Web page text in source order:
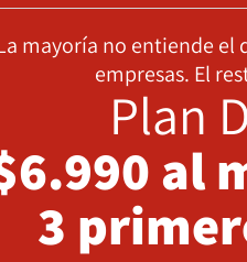
mayoría no entiende el
empresas. El
Plan
al
3